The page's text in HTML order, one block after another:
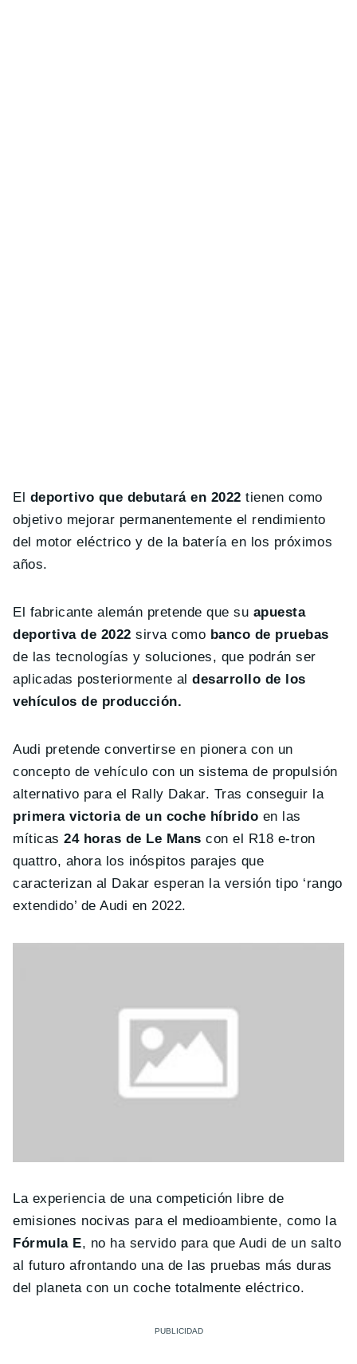
El deportivo que debutará en 2022 tienen como
objetivo mejorar permanentemente el rendimiento
del motor eléctrico y de la batería en los próximos
años.
El fabricante alemán pretende que su apuesta
deportiva de 2022 sirva como banco de pruebas
de las tecnologías y soluciones, que podrán ser
aplicadas posteriormente aldesarrollo de los
vehículos de producción.
Audi pretende convertirse en pionera con un
concepto de vehículo con un sistema de propulsión
alternativo para el Rally Dakar. Tras conseguir la
primera victoria de un coche híbrido en las
míticas24 horas de Le Mans con el R18 e-tron
quattro, ahora los inóspitos parajes que
caracterizan al Dakar esperan la versión tipo ‘rango
extendido’ de Audi en 2022.
La experiencia de una competición libre de
emisiones nocivas para el medioambiente, como la
Fórmula E, no ha servido para que Audi de un salto
al futuro afrontando una de las pruebas más duras
del planeta con un coche totalmente eléctrico.